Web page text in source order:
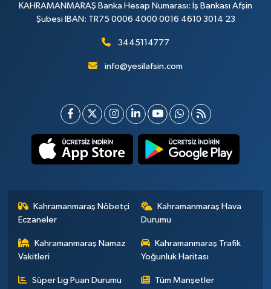
KAHRAMANMARAŞ Banka Hesap Numarası: İş Bankası Afşin
Şubesi IBAN: TR75 0006 4000 0016 4610 3014 23
3445114777
info@yesilafsin.com
Kahramanmaraş Nöbetçi
Eczaneler
Kahramanmaraş Hava
Durumu
Kahramanmaraş Namaz
Vakitleri
Kahramanmaraş Trafik
Yoğunluk Haritası
Süper Lig Puan Durumu Tüm Manşetler